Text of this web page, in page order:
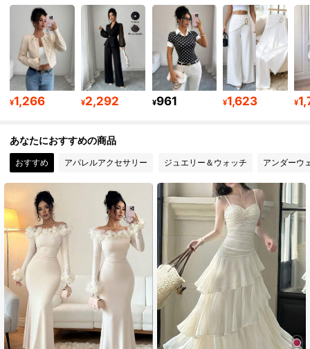
4.88 3M フォロワー
3M フォロワー
4.88 3M フォロワー
4.88 3M フォロワー
3M フォロワー
4.88 3M フォロワー
4.88 3M フォロワー
¥1,266 ¥2,292 ¥961 ¥1,623 ¥
あなたにおすすめの商品
おすすめ アパレルアクセサリー ジュエリー＆ウォッチ アンダーウ